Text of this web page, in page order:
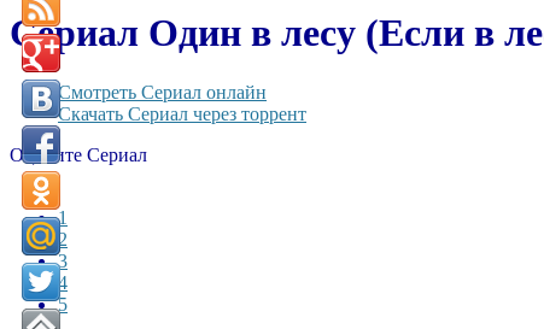
Сериал Один в лесу (Если в
Смотреть Сериал онлайн
Скачать Сериал через торрент
Оцените Сериал
1
2
3
4
5